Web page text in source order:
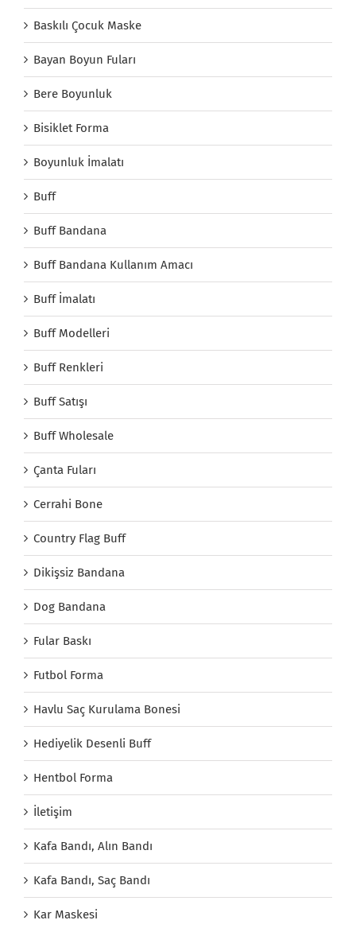
Baskılı Çocuk Maske
Bayan Boyun Fuları
Bere Boyunluk
Bisiklet Forma
Boyunluk İmalatı
Buff
Buff Bandana
Buff Bandana Kullanım Amacı
Buff İmalatı
Buff Modelleri
Buff Renkleri
Buff Satışı
Buff Wholesale
Çanta Fuları
Cerrahi Bone
Country Flag Buff
Dikişsiz Bandana
Dog Bandana
Fular Baskı
Futbol Forma
Havlu Saç Kurulama Bonesi
Hediyelik Desenli Buff
Hentbol Forma
İletişim
Kafa Bandı, Alın Bandı
Kafa Bandı, Saç Bandı
Kar Maskesi